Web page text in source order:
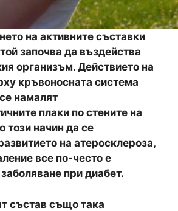
на активните съставки
започва да въздейства
организъм. Действието на
кръвоносната система
намалят
плаки по стените на
този начин да се
на атеросклероза,
все по-често е
при диабет.
състав също така